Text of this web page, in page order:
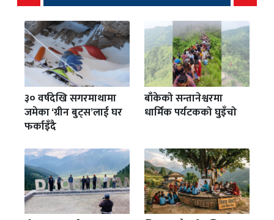
३० वर्षदेखि सगरमाथामा
जमेका ‘ग्रीन बुट्स’लाई घर
फर्काइँदै
बाँकेको सन्तानेश्वरमा
धार्मिक पर्यटकको घुइँचो